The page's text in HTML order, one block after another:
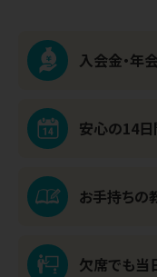
入会金・年
安心の14日
お手持ちの
欠席でも当